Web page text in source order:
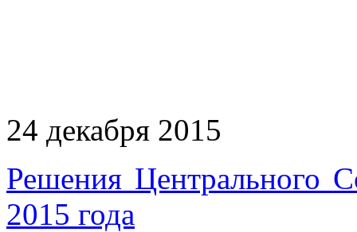
24 декабря 2015
Решения Центрального
2015 года